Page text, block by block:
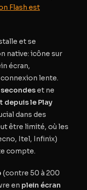
Flash est
et se
native: icône sur
écran,
lente.
et ne
depuis le Play
dans des
être limité, où les
Itel, Infinix)
compte.
(contre 50 à 200
en plein écran